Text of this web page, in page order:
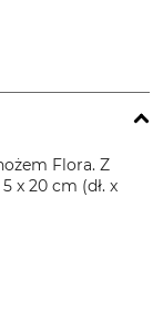
Flora. Z
x 20 cm (dł. x